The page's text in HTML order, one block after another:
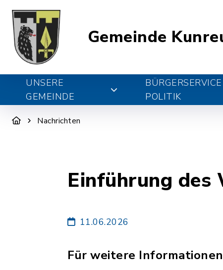
Gemeinde
UNSERE
GEMEINDE
POLITIK
Nachrichten
Einführung des
11.06.2026
Für weitere